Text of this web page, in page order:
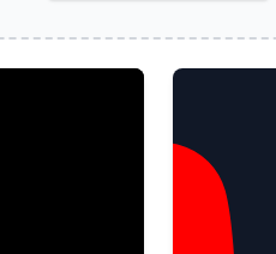
were at Althorp' How